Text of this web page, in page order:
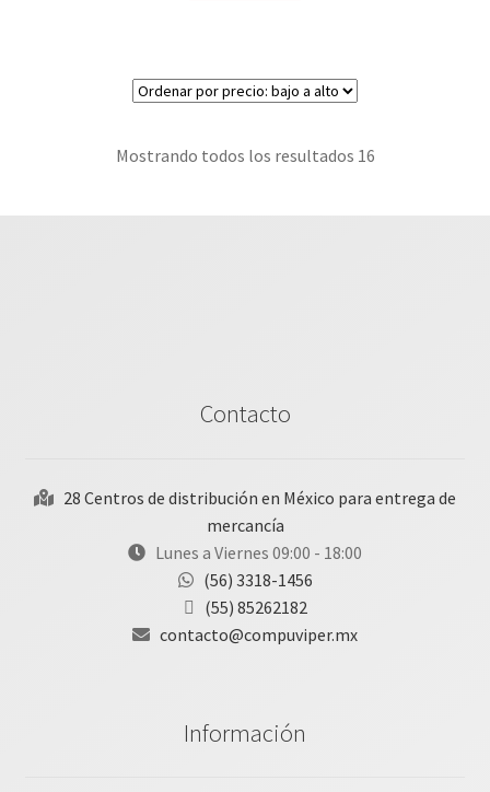
Mostrando todos los resultados 16
Contacto
28 Centros de distribución en México para entrega de
mercancía
Lunes a Viernes 09:00 - 18:00
(56) 3318-1456
(55) 85262182
contacto@compuviper.mx
Información